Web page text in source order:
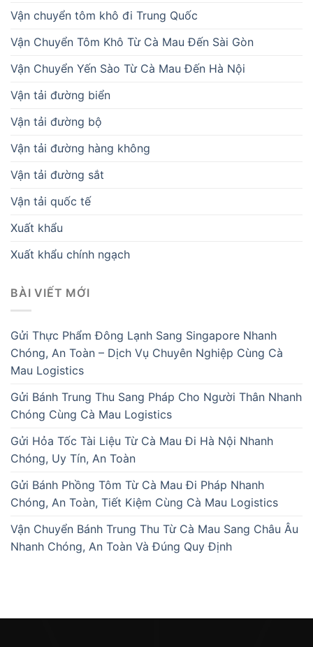
Vận chuyển tôm khô đi Trung Quốc
Vận Chuyển Tôm Khô Từ Cà Mau Đến Sài Gòn
Vận Chuyển Yến Sào Từ Cà Mau Đến Hà Nội
Vận tải đường biển
Vận tải đường bộ
Vận tải đường hàng không
Vận tải đường sắt
Vận tải quốc tế
Xuất khẩu
Xuất khẩu chính ngạch
BÀI VIẾT MỚI
Gửi Thực Phẩm Đông Lạnh Sang Singapore Nhanh
Chóng, An Toàn – Dịch Vụ Chuyên Nghiệp Cùng Cà
Mau Logistics
Gửi Bánh Trung Thu Sang Pháp Cho Người Thân Nhanh
Chóng Cùng Cà Mau Logistics
Gửi Hỏa Tốc Tài Liệu Từ Cà Mau Đi Hà Nội Nhanh
Chóng, Uy Tín, An Toàn
Gửi Bánh Phồng Tôm Từ Cà Mau Đi Pháp Nhanh
Chóng, An Toàn, Tiết Kiệm Cùng Cà Mau Logistics
Vận Chuyển Bánh Trung Thu Từ Cà Mau Sang Châu Âu
Nhanh Chóng, An Toàn Và Đúng Quy Định